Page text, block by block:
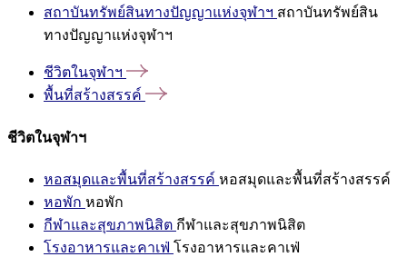
สถาบันทรัพย์สินทางปัญญาแห่งจุฬาฯ สถาบันทรัพย์สิน
ทางปัญญาแห่งจุฬาฯ
ชีวิตในจุฬาฯ
พื้นที่สร้างสรรค์
ชีวิตในจุฬาฯ
หอสมุดและพื้นที่สร้างสรรค์ หอสมุดและพื้นที่สร้างสรรค์
หอพัก หอพัก
กีฬาและสุขภาพนิสิต กีฬาและสุขภาพนิสิต
โรงอาหารและคาเฟ่ โรงอาหารและคาเฟ่